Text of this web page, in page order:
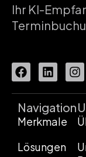
Ihr KI-
Navigation
Merkmale
Lösungen